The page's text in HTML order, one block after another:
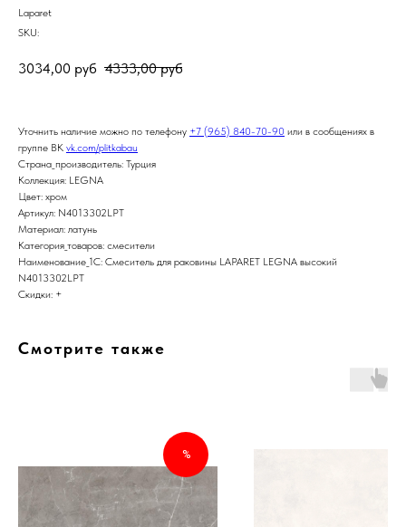
Laparet
SKU:
3034,00 руб 4333,00 руб
Уточнить наличие можно по телефону +7 (965) 840-70-90 или в сообщениях в
группе ВК vk.com/plitkabau
Страна_производитель: Турция
Коллекция: LEGNA
Цвет: хром
Артикул: N4013302LPT
Материал: латунь
Категория_товаров: смесители
Наименование_1С: Смеситель для раковины LAPARET LEGNA высокий
N4013302LPT
Скидки: +
Смотрите также
%